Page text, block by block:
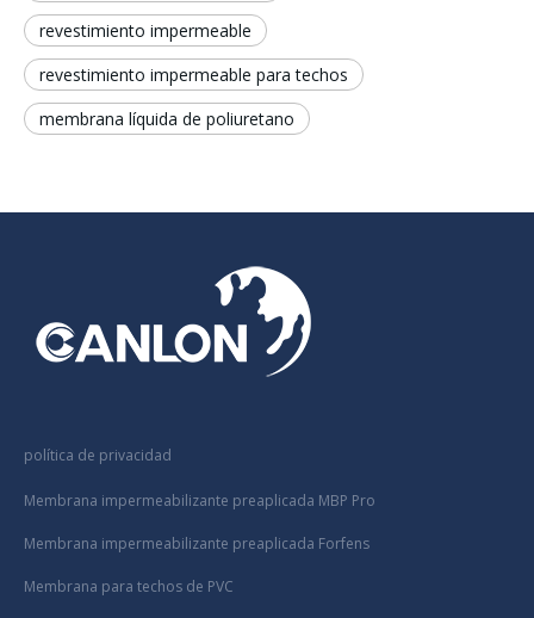
revestimiento impermeable
revestimiento impermeable para techos
membrana líquida de poliuretano
política de privacidad
Membrana impermeabilizante preaplicada MBP Pro
Membrana impermeabilizante preaplicada Forfens
Membrana para techos de PVC